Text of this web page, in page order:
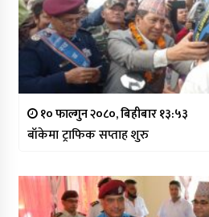
१० फाल्गुन २०८०, बिहीबार १३:५३
बाँकेमा ट्राफिक सप्ताह शुरु